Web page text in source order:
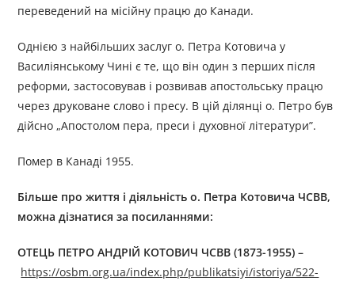
переведений на місійну працю до Канади.
Однією з найбільших заслуг о. Петра Котовича у
Василіянському Чині є те, що він один з перших після
реформи, застосовував і розвивав апостольську працю
через друковане слово і пресу. В цій ділянці о. Петро був
дійсно „Апостолом пера, преси і духовної літератури”.
Помер в Канаді 1955.
Більше про життя і діяльністьо. Петра Котовича ЧСВВ,
можна дізнатися за посиланнями:
ОТЕЦЬ ПЕТРО АНДРІЙ КОТОВИЧ ЧСВВ (1873-1955) –
https://osbm.org.ua/index.php/publikatsiyi/istoriya/522-